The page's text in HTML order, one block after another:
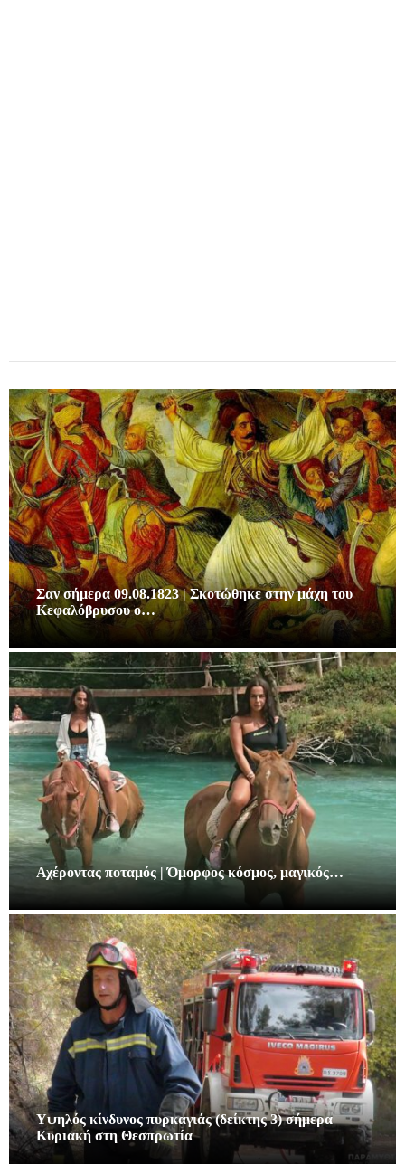
Σαν σήμερα 09.08.1823 | Σκοτώθηκε στην μάχη του
Κεφαλόβρυσου ο…
Αχέροντας ποταμός | Όμορφος κόσμος, μαγικός…
Υψηλός κίνδυνος πυρκαγιάς (δείκτης 3) σήμερα
Κυριακή στη Θεσπρωτία